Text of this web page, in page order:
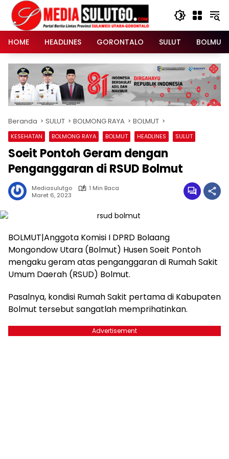
Langsung
konten
HOME
HEADLINES GORONTALO SULUT BOLMUT
Beranda SULUT BOLMONG RAYA BOLMUT
KESEHATAN BOLMONG RAYA BOLMUT HEADLINES SULUT
Soeit Pontoh Geram dengan
Penganggaran di RSUD Bolmut
Mediasulutgo
1 Min Baca
Maret 6, 2023
BOLMUT|Anggota Komisi I DPRD Bolaang
Mongondow Utara (Bolmut) Husen Soeit Pontoh
mengaku geram atas penganggaran di Rumah Sakit
Umum Daerah (RSUD) Bolmut.
Pasalnya, kondisi Rumah Sakit pertama di Kabupaten
Bolmut tersebut sangatlah memprihatinkan.
Advertisement